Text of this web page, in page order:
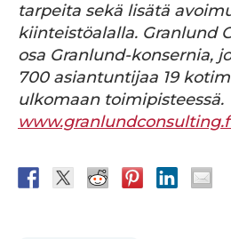
tarpeita sekä lisätä
kiinteistöalalla. Granlund
osa Granlund-konsernia,
700 asiantuntijaa 19
ulkomaan toimipisteessä.